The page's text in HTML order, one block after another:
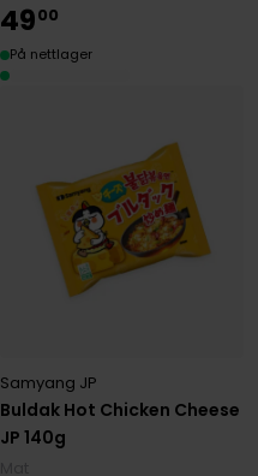
Buldak Hot Chicken Cheese
JP 140g
Samyang JP
4900
På nettlager